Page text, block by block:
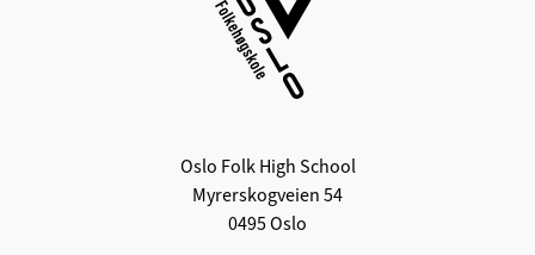
Oslo Folk High School
Myrerskogveien 54
0495 Oslo